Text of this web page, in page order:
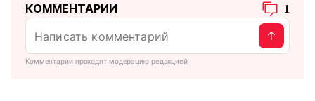
КОММЕНТАРИИ 1
Комментарии проходят модерацию редакцией